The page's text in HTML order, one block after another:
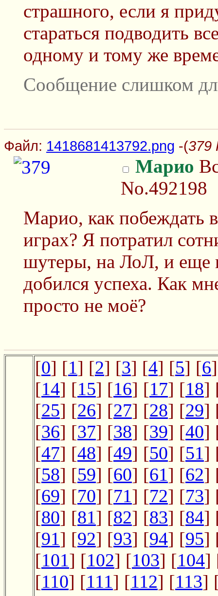
страшного, если я
стараться подводить
одному и тому же
Сообщение слишком
Файл: 1418681413792.png -(379
Марио
No.492198
Марио, как побеждать
играх? Я потратил
шутеры, на ЛоЛ, и еще
добился успеха. Как
просто не моё?
[0] [1] [2] [3] [4] [5] [6
[14] [15] [16] [17] [18]
[25] [26] [27] [28] [29]
[36] [37] [38] [39] [40]
[47] [48] [49] [50] [51]
[58] [59] [60] [61] [62]
[69] [70] [71] [72] [73]
[80] [81] [82] [83] [84]
[91] [92] [93] [94] [95]
[101] [102] [103] [104]
[110] [111] [112] [113]